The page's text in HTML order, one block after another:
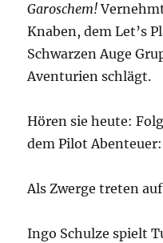
1
Garoschem!
Knaben, dem Let’s
Schwarzen Auge
Aventurien schlägt.
Hören sie heute:
dem Pilot
Als Zwerge treten
Ingo Schulze spielt